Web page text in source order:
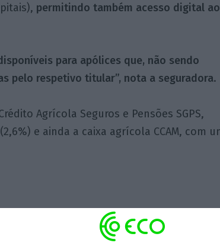
permitindo também acesso digital ao
para apólices que, não sendo
pelo respetivo titular”, nota a seguradora.
Agrícola Seguros e Pensões SGPS,
e ainda a caixa agrícola CCAM, com